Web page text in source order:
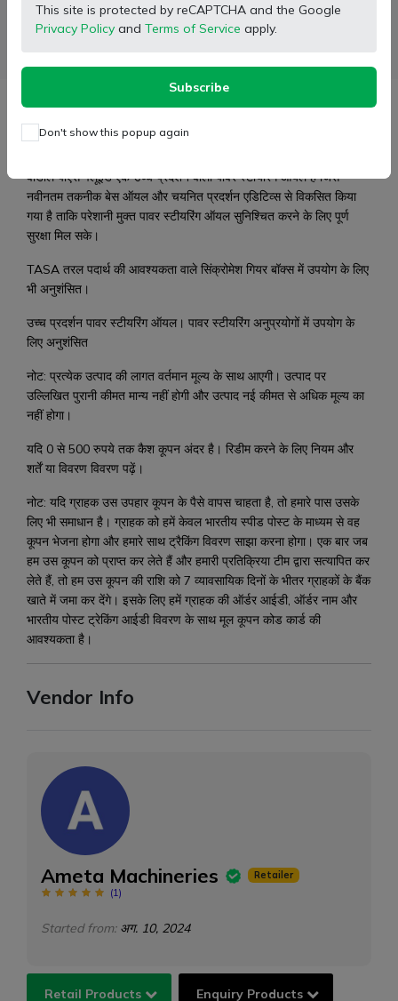
This site is protected by reCAPTCHA and the Google
Privacy Policy and Terms of Service apply.
Subscribe
Don't show this popup again
Facebook X (Twitter) Pinterest
Description
वीडोल पीएस फ्लूइड एक उच्च प्रदर्शन वाला पावर स्टीयरिंग ऑयल है जिसे
नवीनतम तकनीक बेस ऑयल और चयनित प्रदर्शन एडिटिव्स से विकसित किया
गया है ताकि परेशानी मुक्त पावर स्टीयरिंग ऑयल सुनिश्चित करने के लिए पूर्ण
सुरक्षा मिल सके।
TASA तरल पदार्थ की आवश्यकता वाले सिंक्रोमेश गियर बॉक्स में उपयोग के लिए
भी अनुशंसित।
उच्च प्रदर्शन पावर स्टीयरिंग ऑयल। पावर स्टीयरिंग अनुप्रयोगों में उपयोग के
लिए अनुशंसित
नोट: प्रत्येक उत्पाद की लागत वर्तमान मूल्य के साथ आएगी। उत्पाद पर
उल्लिखित पुरानी कीमत मान्य नहीं होगी और उत्पाद नई कीमत से अधिक मूल्य का
नहीं होगा।
यदि 0 से 500 रुपये तक कैश कूपन अंदर है। रिडीम करने के लिए नियम और
शर्तें या विवरण विवरण पढ़ें।
नोट: यदि ग्राहक उस उपहार कूपन के पैसे वापस चाहता है, तो हमारे पास उसके
लिए भी समाधान है। ग्राहक को हमें केवल भारतीय स्पीड पोस्ट के माध्यम से वह
कूपन भेजना होगा और हमारे साथ ट्रैकिंग विवरण साझा करना होगा। एक बार जब
हम उस कूपन को प्राप्त कर लेते हैं और हमारी प्रतिक्रिया टीम द्वारा सत्यापित कर
लेते हैं, तो हम उस कूपन की राशि को 7 व्यावसायिक दिनों के भीतर ग्राहकों के बैंक
खाते में जमा कर देंगे। इसके लिए हमें ग्राहक की ऑर्डर आईडी, ऑर्डर नाम और
भारतीय पोस्ट ट्रेकिंग आईडी विवरण के साथ मूल कूपन कोड कार्ड की
आवश्यकता है।
Vendor Info
Ameta Machineries
Retailer
(1)
Started from: अग. 10, 2024
Retail Products Enquiry Products